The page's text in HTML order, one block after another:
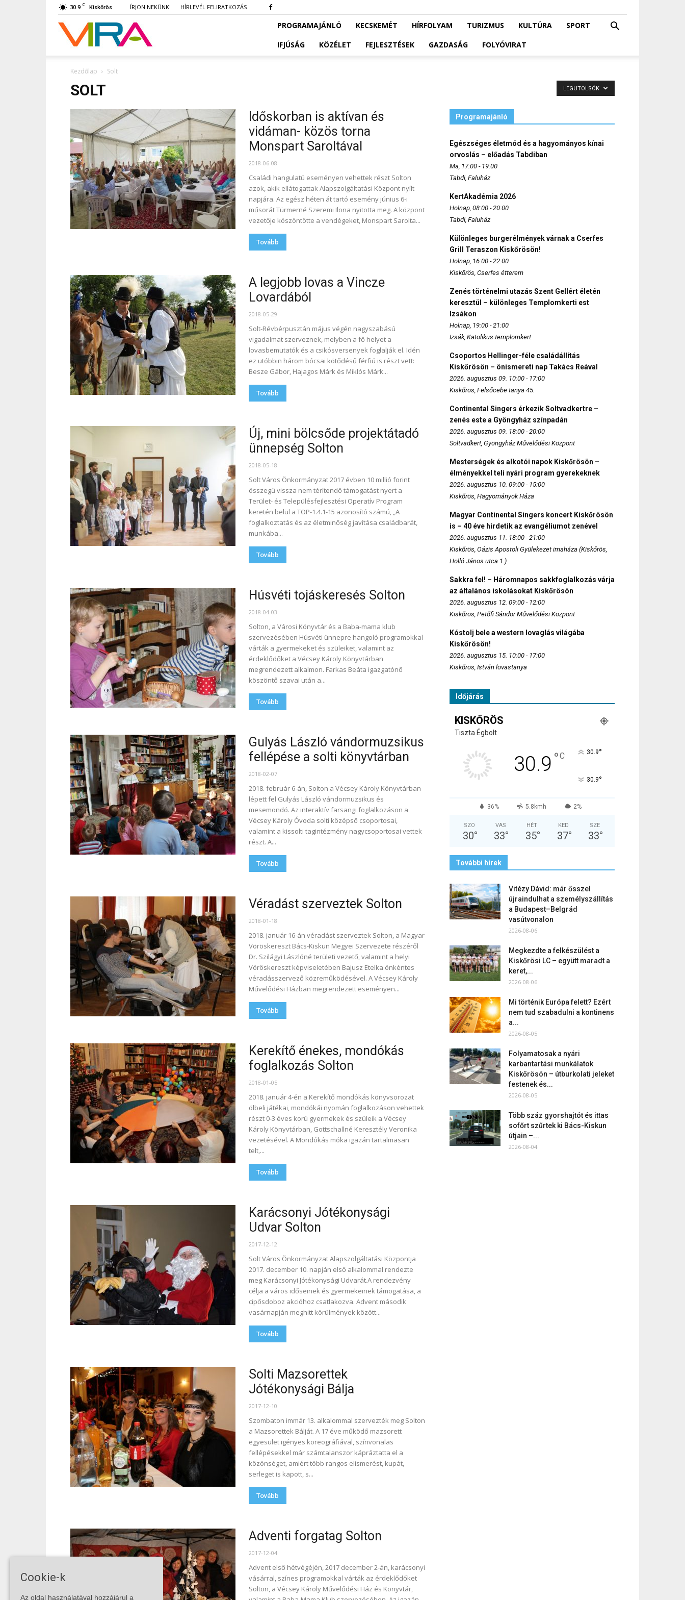
30.9 C Kiskőrös ÍRJON NEKÜNK! HÍRLEVÉL FELIRATKOZÁS
VIRA PROGRAMAJÁNLÓ KECSKEMÉT HÍRFOLYAM TURIZMUS KULTÚRA
SPORT
IFJÚSÁG
KÖZÉLET FEJLESZTÉSEK GAZDASÁG FOLYÓVIRAT
Kezdőlap Solt
SOLT LEGUTOLSÓK
Időskorban is aktívan és
vidáman- közös torna
Monspart Saroltával
2018-06-08
Családi hangulatú eseményen vehettek részt Solton
azok, akik ellátogattak Alapszolgáltatási Központ nyílt
napjára. Az egész héten át tartó esemény június 6-i
műsorát Türmerné Szeremi Ilona nyitotta meg. A központ
vezetője köszöntötte a vendégeket, Monspart Sarolta...
Tovább
A legjobb lovas a Vincze
Lovardából
2018-05-29
Solt-Révbérpusztán május végén nagyszabású
vigadalmat szerveznek, melyben a fő helyet a
lovasbemutatók és a csikósversenyek foglalják el. Idén
ez utóbbin három bócsai kötődésű férfiú is részt vett:
Besze Gábor, Hajagos Márk és Miklós Márk...
Tovább
Új, mini bölcsőde projektátadó
ünnepség Solton
2018-05-18
Solt Város Önkormányzat 2017 évben 10 millió forint
összegű vissza nem térítendő támogatást nyert a
Terület- és Településfejlesztési Operatív Program
keretén belül a TOP-1.4.1-15 azonosító számú, „A
foglalkoztatás és az életminőség javítása családbarát,
munkába...
Tovább
Húsvéti tojáskeresés Solton
2018-04-03
Solton, a Városi Könyvtár és a Baba-mama klub
szervezésében Húsvéti ünnepre hangoló programokkal
várták a gyermekeket és szüleiket, valamint az
érdeklődőket a Vécsey Károly Könyvtárban
megrendezett alkalmon. Farkas Beáta igazgatónő
köszöntő szavai után a...
Tovább
Gulyás László vándormuzsikus
fellépése a solti könyvtárban
2018-02-07
2018. február 6-án, Solton a Vécsey Károly Könyvtárban
lépett fel Gulyás László vándormuzsikus és
mesemondó. Az interaktív farsangi foglalkozáson a
Vécsey Károly Óvoda solti középső csoportosai,
valamint a kissolti tagintézmény nagycsoportosai vettek
részt. A...
Tovább
Véradást szerveztek Solton
2018-01-18
2018. január 16-án véradást szerveztek Solton, a Magyar
Vöröskereszt Bács-Kiskun Megyei Szervezete részéről
Dr. Szilágyi Lászlóné területi vezető, valamint a helyi
Vöröskereszt képviseletében Bajusz Etelka önkéntes
véradásszervező közreműködésével. A Vécsey Károly
Művelődési Házban megrendezett eseményen...
Tovább
Kerekítő énekes, mondókás
foglalkozás Solton
2018-01-05
2018. január 4-én a Kerekítő mondókás könyvsorozat
ölbeli játékai, mondókái nyomán foglalkozáson vehettek
részt 0-3 éves korú gyermekek és szüleik a Vécsey
Károly Könyvtárban, Gottschallné Keresztély Veronika
vezetésével. A Mondókás móka igazán tartalmasan
telt,...
Tovább
Karácsonyi Jótékonysági
Udvar Solton
2017-12-12
Solt Város Önkormányzat Alapszolgáltatási Központja
2017. december 10. napján első alkalommal rendezte
meg Karácsonyi Jótékonysági Udvarát.A rendezvény
célja a város időseinek és gyermekeinek támogatása, a
cipősdoboz akcióhoz csatlakozva. Advent második
vasárnapján meghitt körülmények között...
Tovább
Solti Mazsorettek
Jótékonysági Bálja
2017-12-10
Szombaton immár 13. alkalommal szervezték meg Solton
a Mazsorettek Bálját. A 17 éve működő mazsorett
egyesület igényes koreográfiával, színvonalas
fellépésekkel már számtalanszor kápráztatta el a
közönséget, amiért több rangos elismerést, kupát,
serleget is kapott, s...
Tovább
Adventi forgatag Solton
2017-12-04
Advent első hétvégéjén, 2017 december 2-án, karácsonyi
vásárral, színes programokkal várták az érdeklődőket
Solton, a Vécsey Károly Művelődési Ház és Könyvtár,
Programajánló
Egészséges életmód és a hagyományos kínai
orvoslás – előadás Tabdiban
Ma, 17:00 - 19:00
Tabdi, Faluház
KertAkadémia 2026
Holnap, 08:00 - 20:00
Tabdi, Faluház
Különleges burgerélmények várnak a Cserfes
Grill Teraszon Kiskőrösön!
Holnap, 16:00 - 22:00
Kiskőrös, Cserfes étterem
Zenés történelmi utazás Szent Gellért életén
keresztül – különleges Templomkerti est
Izsákon
Holnap, 19:00 - 21:00
Izsák, Katolikus templomkert
Csoportos Hellinger-féle családállítás
Kiskőrösön – önismereti nap Takács Reával
2026. augusztus 09. 10:00 - 17:00
Kiskőrös, Felsőcebe tanya 45.
Continental Singers érkezik Soltvadkertre –
zenés este a Gyöngyház színpadán
2026. augusztus 09. 18:00 - 20:00
Soltvadkert, Gyöngyház Művelődési Központ
Mesterségek és alkotói napok Kiskőrösön –
élményekkel teli nyári program gyerekeknek
2026. augusztus 10. 09:00 - 15:00
Kiskőrös, Hagyományok Háza
Magyar Continental Singers koncert Kiskőrösön
is – 40 éve hirdetik az evangéliumot zenével
2026. augusztus 11. 18:00 - 21:00
Kiskőrös, Oázis Apostoli Gyülekezet imaháza (Kiskőrös,
Holló János utca 1.)
Sakkra fel! – Háromnapos sakkfoglalkozás várja
az általános iskolásokat Kiskőrösön
2026. augusztus 12. 09:00 - 12:00
Kiskőrös, Petőfi Sándor Művelődési Központ
Kóstolj bele a western lovaglás világába
Kiskőrösön!
2026. augusztus 15. 10:00 - 17:00
Kiskőrös, István lovastanya
Időjárás
KISKŐRÖS
Tiszta Égbolt
30.9 °C 30.9°
30.9°
36% 5.8kmh 2%
SZO
30°
VAS
33°
HÉT
35°
KED
37°
SZE
33°
További hírek
Vitézy Dávid: már ősszel
újraindulhat a személyszállítás
a Budapest–Belgrád
vasútvonalon
2026-08-06
Megkezdte a felkészülést a
Kiskőrösi LC – együtt maradt a
keret,...
2026-08-06
Mi történik Európa felett? Ezért
nem tud szabadulni a kontinens
a...
2026-08-05
Folyamatosak a nyári
karbantartási munkálatok
Kiskőrösön – útburkolati jeleket
festenek és...
2026-08-05
Több száz gyorshajtót és ittas
sofőrt szűrtek ki Bács-Kiskun
útjain –...
2026-08-04
Cookie-k
Az oldal használatával hozzájárul a